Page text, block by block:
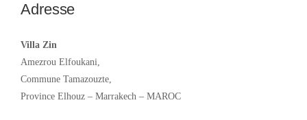
Adresse
Villa Zin
Amezrou Elfoukani,
Commune Tamazouzte,
Province Elhouz – Marrakech – MAROC